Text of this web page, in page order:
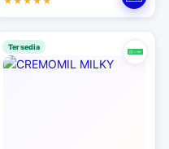
Tersedia